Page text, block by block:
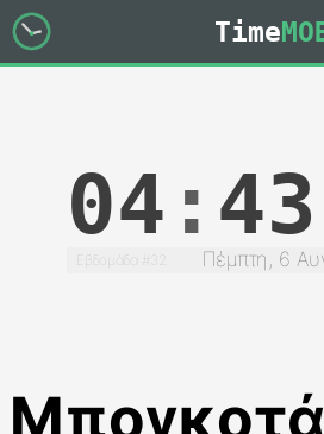
Time
04 : 43
Εβδομάδα #32 Πέμπτη, 6